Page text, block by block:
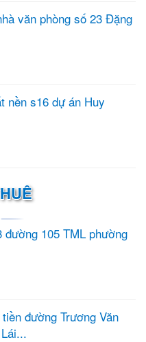
văn phòng số 23 Đặng
nền s16 dự án Huy
đường 105 TML phường
đường Trương Văn